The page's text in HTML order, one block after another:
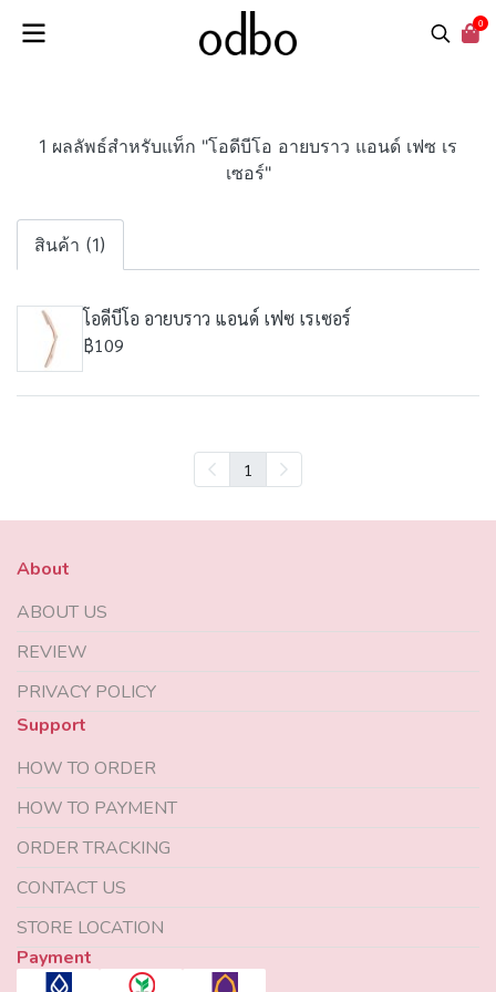
0
1 ผลลัพธ์สำหรับแท็ก "โอดีบีโอ อายบราว แอนด์ เฟซ เร
เซอร์"
สินค้า (1)
โอดีบีโอ อายบราว แอนด์ เฟซ เรเซอร์
฿109
1
About
ABOUT US
REVIEW
PRIVACY POLICY
Support
HOW TO ORDER
HOW TO PAYMENT
ORDER TRACKING
CONTACT US
STORE LOCATION
Payment